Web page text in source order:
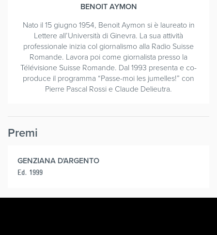
BENOIT AYMON
Nato il 15 giugno 1954, Benoit Aymon si è laureato in
Lettere all’Università di Ginevra. La sua attività
professionale inizia col giornalismo alla Radio Suisse
Romande. Lavora poi come giornalista presso la
Télévisione Suisse Romande. Dal 1993 presenta e co-
produce il programma “Passe-moi les jumelles!” con
Pierre Pascal Rossi e Claude Delieutra.
Premi
GENZIANA D'ARGENTO
Ed. 1999